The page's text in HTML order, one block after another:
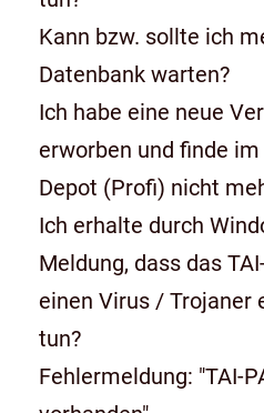
Kann bzw. sollte ich
Datenbank warten?
Ich habe eine neue
erworben und finde
Depot (Profi) nicht
Ich erhalte durch
Meldung, dass das
einen Virus / Trojaner
tun?
Fehlermeldung: "TAI-